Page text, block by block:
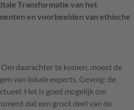
Transformatie van het
en voorbeelden van ethische
daarachter te komen, moest de
van lokale experts. Gevolg: de
Het is goed mogelijk om
dat een groot deel van de